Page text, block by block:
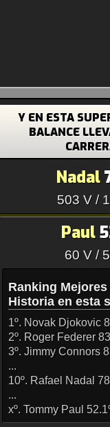
Y EN ESTA
BALANCE
Nadal
503 V /
Paul
60 V /
Ranking Mejores
Historia en esta
1º. Novak Djokovic
2º. Roger Federer
3º. Jimmy Connors
...
10º. Rafael Nadal
...
xº. Tommy Paul